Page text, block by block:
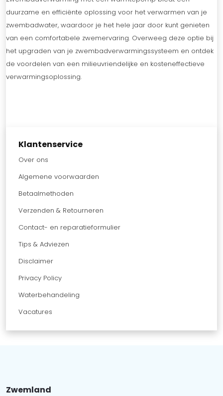
Klantenservice
Over ons
Algemene voorwaarden
Betaalmethoden
Verzenden & Retourneren
Contact- en reparatieformulier
Tips & Adviezen
Disclaimer
Privacy Policy
Waterbehandeling
Vacatures
duurzame en efficiënte oplossing voor het verwarmen van je
zwembadwater, waardoor je het hele jaar door kunt genieten
van een comfortabele zwemervaring. Overweeg deze optie bij
het upgraden van je zwembadverwarmingssysteem en ontdek
de voordelen van een milieuvriendelijke en kosteneffectieve
verwarmingsoplossing.
Zwemland